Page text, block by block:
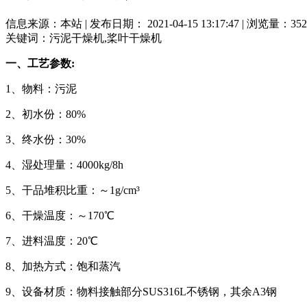
信息来源：本站 | 发布日期： 2021-04-15 13:17:47 | 浏览量：
关键词：污泥干燥机,桨叶干燥机
一、工艺参数:
1、物料：污泥
2、初水份：80%
3、终水份：30%
4、湿处理量：4000kg/8h
5、干品堆积比重：～1g/cm³
6、干燥温度：～170℃
7、进料温度：20℃
8、加热方式：饱和蒸汽
9、设备材质：物料接触部分SUS316L不锈钢，其余A3钢